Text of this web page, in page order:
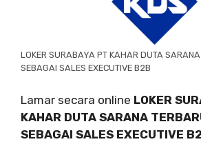
LOKER SURABAYA PT KAHAR DUTA
SEBAGAI SALES EXECUTIVE B2B
Lamar secara online LOKER
KAHAR DUTA SARANA
SEBAGAI SALES EXECUTIVE